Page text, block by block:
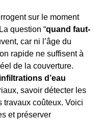
sur le moment
question “quand faut-
car ni l’âge du
rapide ne suffisent à
de la couverture.
infiltrations d’eau
savoir détecter les
travaux coûteux. Voici
et préserver